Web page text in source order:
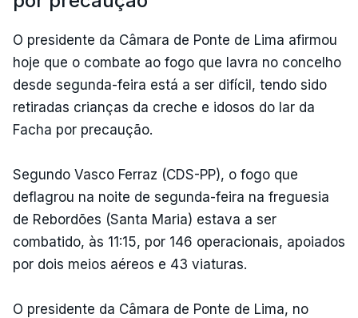
O presidente da Câmara de Ponte de Lima afirmou
hoje que o combate ao fogo que lavra no concelho
desde segunda-feira está a ser difícil, tendo sido
retiradas crianças da creche e idosos do lar da
Facha por precaução.
Segundo Vasco Ferraz (CDS-PP), o fogo que
deflagrou na noite de segunda-feira na freguesia
de Rebordões (Santa Maria) estava a ser
combatido, às 11:15, por 146 operacionais, apoiados
por dois meios aéreos e 43 viaturas.
O presidente da Câmara de Ponte de Lima, no